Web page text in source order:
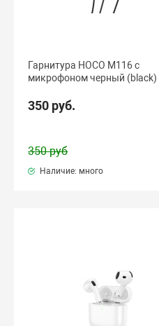
Гарнитура HOCO M116 с
микрофоном черный (black)
350 руб.
350 руб
Наличие: много